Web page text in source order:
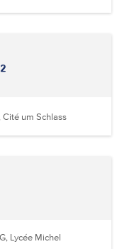
Cité um Schlass
Lycée Michel